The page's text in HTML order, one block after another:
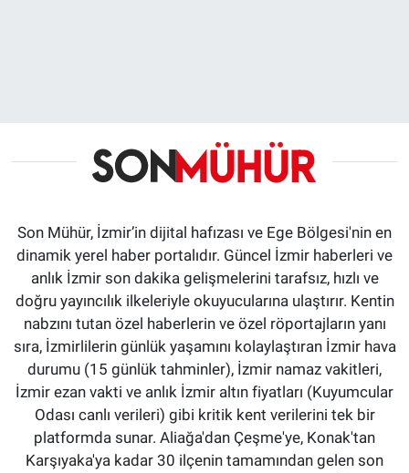
Son Mühür, İzmir’in dijital hafızası ve Ege Bölgesi'nin en
dinamik yerel haber portalıdır. Güncel İzmir haberleri ve
anlık İzmir son dakika gelişmelerini tarafsız, hızlı ve
doğru yayıncılık ilkeleriyle okuyucularına ulaştırır. Kentin
nabzını tutan özel haberlerin ve özel röportajların yanı
sıra, İzmirlilerin günlük yaşamını kolaylaştıran İzmir hava
durumu (15 günlük tahminler), İzmir namaz vakitleri,
İzmir ezan vakti ve anlık İzmir altın fiyatları (Kuyumcular
Odası canlı verileri) gibi kritik kent verilerini tek bir
platformda sunar. Aliağa'dan Çeşme'ye, Konak'tan
Karşıyaka'ya kadar 30 ilçenin tamamından gelen son